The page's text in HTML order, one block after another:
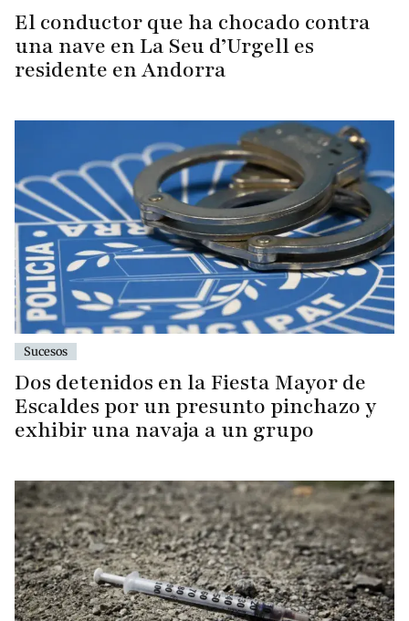
El conductor que ha chocado contra
una nave en La Seu d’Urgell es
residente en Andorra
Sucesos
Dos detenidos en la Fiesta Mayor de
Escaldes por un presunto pinchazo y
exhibir una navaja a un grupo